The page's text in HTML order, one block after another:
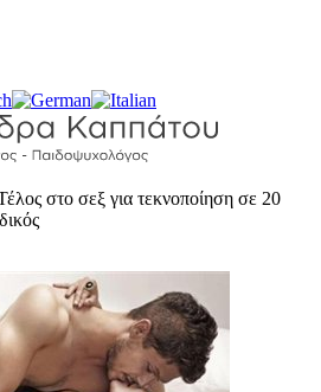
Ψυχολόγος –
στο σεξ για τεκνοποίηση σε 20